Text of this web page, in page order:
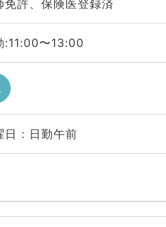
免許、保険医登録済
:11:00〜13:00
日 : 日勤午前